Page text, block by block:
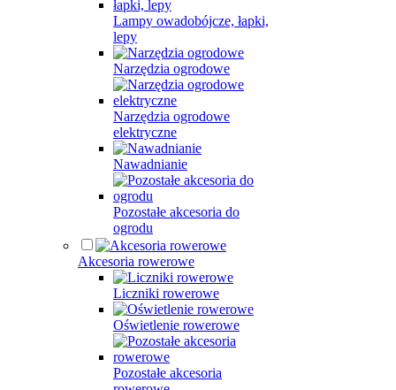
Lampy owadobójcze, łapki,
lepy
Narzędzia ogrodowe
Narzędzia ogrodowe
elektryczne
Nawadnianie
Pozostałe akcesoria do
ogrodu
Akcesoria rowerowe
Liczniki rowerowe
Oświetlenie rowerowe
Pozostałe akcesoria